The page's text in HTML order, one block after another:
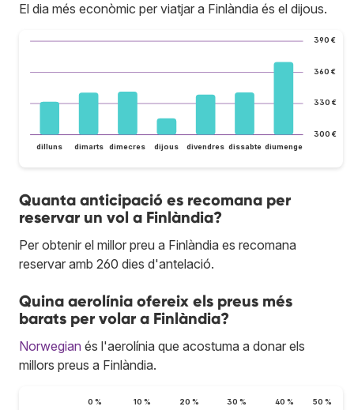
El dia més econòmic per viatjar a Finlàndia és el dijous.
300 €
330 €
360 €
390 €
dilluns dimarts dimecres dijous divendres dissabte diumenge
Quanta anticipació es recomana per
reservar un vol a Finlàndia?
Per obtenir el millor preu a Finlàndia es recomana
reservar amb 260 dies d'antelació.
Quina aerolínia ofereix els preus més
barats per volar a Finlàndia?
Norwegian és l'aerolínia que acostuma a donar els
millors preus a Finlàndia.
0 % 10 % 20 % 30 % 40 % 50 %